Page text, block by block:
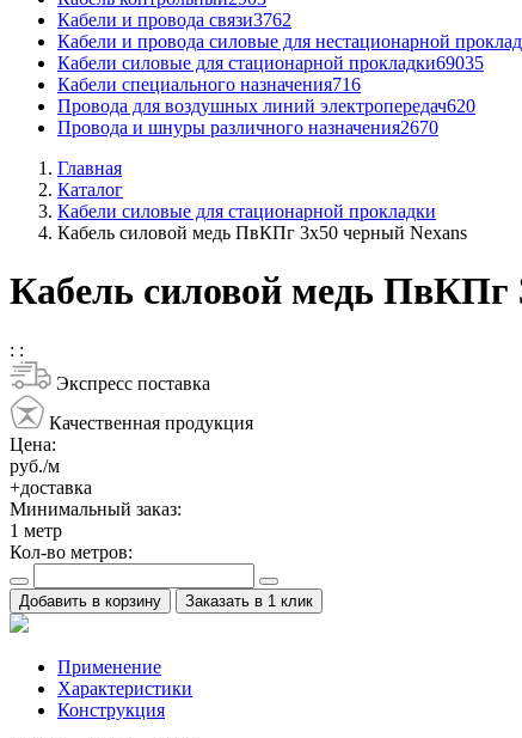
Кабели и провода связи3762
Кабели и провода силовые для нестационарной
Кабели силовые для стационарной прокладки69035
Кабели специального назначения716
Провода для воздушных линий электропередач620
Провода и шнуры различного назначения2670
Главная
Каталог
Кабели силовые для стационарной прокладки
Кабель силовой медь ПвКПг 3x50 черный Nexans
Кабель силовой медь ПвКПг
: :
Экспресс поставка
Качественная продукция
Цена:
руб./м
+доставка
Минимальный заказ:
1 метр
Кол-во метров:
Добавить в корзину Заказать в 1 клик
Применение
Характеристики
Конструкция